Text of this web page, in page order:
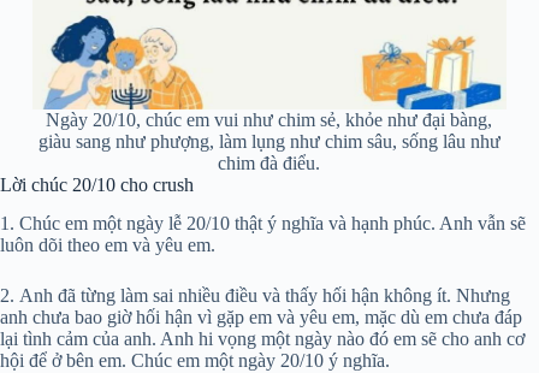
Ngày 20/10, chúc em vui như chim sẻ, khỏe như đại bàng,
giàu sang như phượng, làm lụng như chim sâu, sống lâu như
chim đà điểu.
Lời chúc 20/10 cho crush
1. Chúc em một ngày lễ 20/10 thật ý nghĩa và hạnh phúc. Anh vẫn sẽ
luôn dõi theo em và yêu em.
2. Anh đã từng làm sai nhiều điều và thấy hối hận không ít. Nhưng
anh chưa bao giờ hối hận vì gặp em và yêu em, mặc dù em chưa đáp
lại tình cảm của anh. Anh hi vọng một ngày nào đó em sẽ cho anh cơ
hội để ở bên em. Chúc em một ngày 20/10 ý nghĩa.